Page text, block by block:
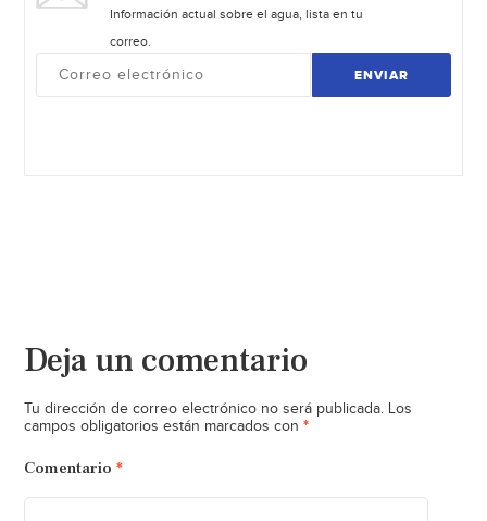
Información actual sobre el agua, lista en tu
correo.
ENVIAR
Deja un comentario
Tu dirección de correo electrónico no será publicada. Los
campos obligatorios están marcados con *
Comentario *